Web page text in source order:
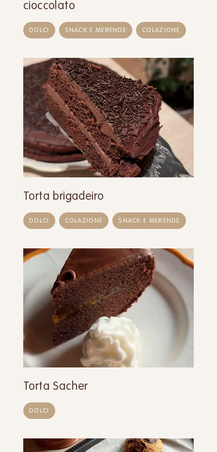
cioccolato
DOLCI SNACK E MERENDE COLAZIONE
Torta brigadeiro
DOLCI COLAZIONE SNACK E MERENDE
Torta Sacher
DOLCI